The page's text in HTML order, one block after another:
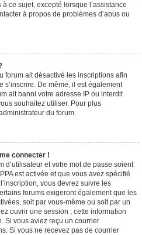
ce sujet, excepté lorsque l’assistance
à propos de problèmes d’abus ou
forum ait désactivé les inscriptions afin
s’inscrire. De même, il est également
ait banni votre adresse IP ou interdit
souhaitez utiliser. Pour plus
du forum.
connecter !
d’utilisateur et votre mot de passe soient
est activée et que vous avez spécifié
vous devrez suivre les
forums exigeront également que les
soit par vous-même ou soit par un
ouvrir une session ; cette information
Si vous aviez reçu un courrier
Si vous ne recevez pas de courrier